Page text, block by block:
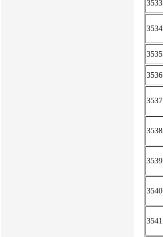
3533
3534
3535
3536
3537
3538
3539
3540
3541